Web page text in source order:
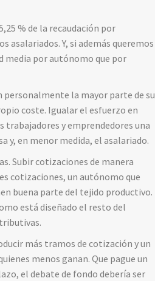
% de la recaudación por
asalariados. Y, si además queremos
media por autónomo que por
personalmente la mayor parte de su
coste. Igualar el esfuerzo en
y emprendedores una
y, en menor medida, el asalariado.
Subir cotizaciones de manera
cotizaciones, un autónomo que
buena parte del tejido productivo.
está diseñado el resto del
más tramos de cotización y un
menos ganan. Que pague un
el debate de fondo debería ser